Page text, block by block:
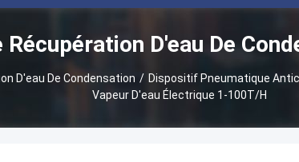
Nous
Récupération D'eau De
D'eau De Condensation / Dispositif Pneumatique
Vapeur D'eau Électrique 1-100T/H